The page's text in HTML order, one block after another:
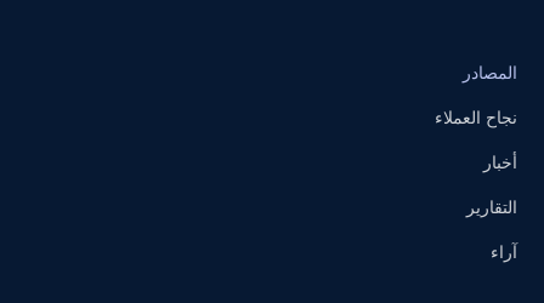
المصادر
نجاح العملاء
أخبار
التقارير
آراء